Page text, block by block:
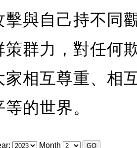
擊與自己持不同
策群力，對任何
家相互尊重、相
的世界。
Month